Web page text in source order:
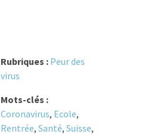
Rubriques : Peur des
virus
Mots-clés :
Coronavirus, Ecole,
Rentrée, Santé, Suisse,